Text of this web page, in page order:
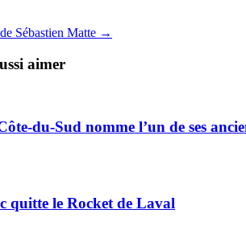
Sébastien Matte →
aimer
du-Sud nomme l’un de ses
quitte le Rocket de Laval